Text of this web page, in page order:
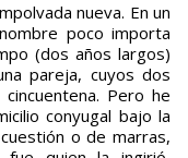
nueva. En un
poco importa
(dos años largos)
pareja, cuyos dos
Pero he
conyugal bajo la
o de marras,